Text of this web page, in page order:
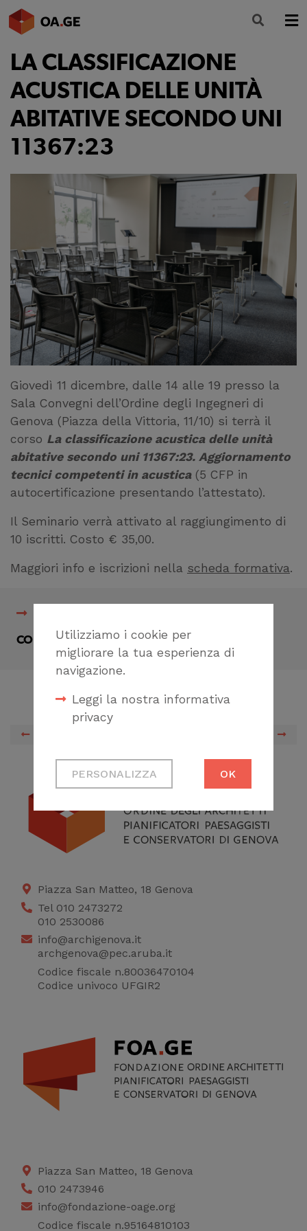
Utilizziamo i cookie per
migliorare la tua esperienza di
navigazione.
Leggi la nostra informativa
privacy
Cookie tecnici
Necessari per
correttamente del
sito
Ci permettono di
raccogliere dati
statistici su di te per
migliorare il servizio
PERSONALIZZA OK
L’ORDINE
AMMINISTRAZIONE TRASPARENTE
ALBO
SEGRETERIA
FORMAZIONE
LA CLASSIFICAZIONE
ACUSTICA DELLE UNITÀ
ABITATIVE SECONDO UNI
11367:23
Giovedì 11 dicembre, dalle 14 alle 19 presso la
Sala Convegni dell’Ordine degli Ingegneri di
Genova (Piazza della Vittoria, 11/10) si terrà il
corso La classificazione acustica delle unità
abitative secondo uni 11367:23. Aggiornamento
tecnici competenti in acustica(5 CFP in
autocertificazione presentando l’attestato).
Il Seminario verrà attivato al raggiungimento di
10 iscritti. Costo € 35,00.
Maggiori info e iscrizioni nella scheda formativa.
CONDIVIDI
Piazza San Matteo, 18 Genova
Tel 010 2473272
010 2530086
info@archigenova.it
archgenova@pec.aruba.it
Codice fiscale n.80036470104
Codice univoco UFGIR2
Piazza San Matteo, 18 Genova
010 2473946
info@fondazione-oage.org
Codice fiscale n.95164810103